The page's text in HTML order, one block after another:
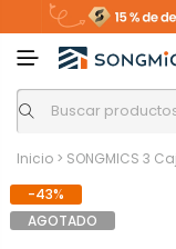
Inicio > SONGMICS 3
-43%
AGOTADO